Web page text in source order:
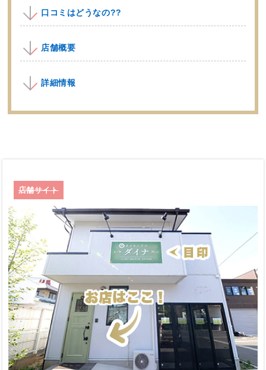
口コミはどうなの??
店舗概要
詳細情報
店舗サイト